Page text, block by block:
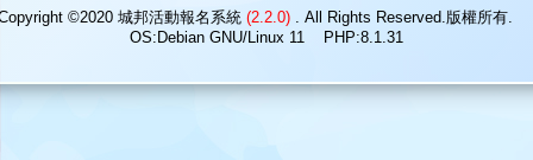
©2020 城邦活動報名系統 (2.2.0) . All Rights Reserved.版權所
OS:Debian GNU/Linux 11 PHP:8.1.31